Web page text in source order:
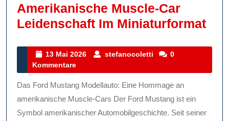
Amerikanische Muscle-Car
Leidenschaft Im MiniaturformatDie
13 Mai 2026
13
2026
stefanocoletti stefanocoletti
0
Kommentare
Das Ford Mustang Modellauto: Eine Hommage an
amerikanische Muscle-Cars Der Ford Mustang ist ein
Symbol amerikanischer Automobilgeschichte. Seit seiner